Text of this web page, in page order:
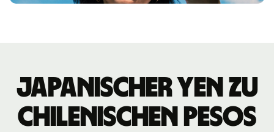
japanischer Yen zu
chilenischen Pesos